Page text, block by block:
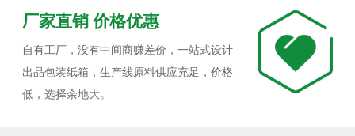
厂家直销 价格优惠
自有工厂，没有中间商赚差价，一站式设计
出品包装纸箱，生产线原料供应充足，价格
低，选择余地大。